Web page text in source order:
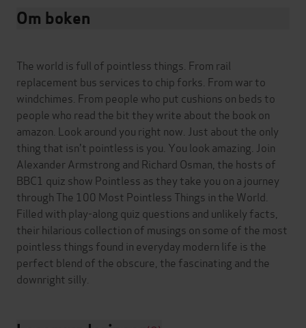
Om boken
The world is full of pointless things. From rail
replacement bus services to chip forks. From war to
windchimes. From people who put cushions on beds to
people who read the bit they write about the book on
amazon. Look around you right now. Just about the only
thing that isn't pointless is you. You look amazing. Join
Alexander Armstrong and Richard Osman, the hosts of
BBC1 quiz show Pointless as they take you on a journey
through The 100 Most Pointless Things in the World.
Filled with play-along quiz questions and unlikely facts,
their hilarious collection of musings on some of the most
pointless things found in everyday modern life is the
perfect blend of the obscure, the fascinating and the